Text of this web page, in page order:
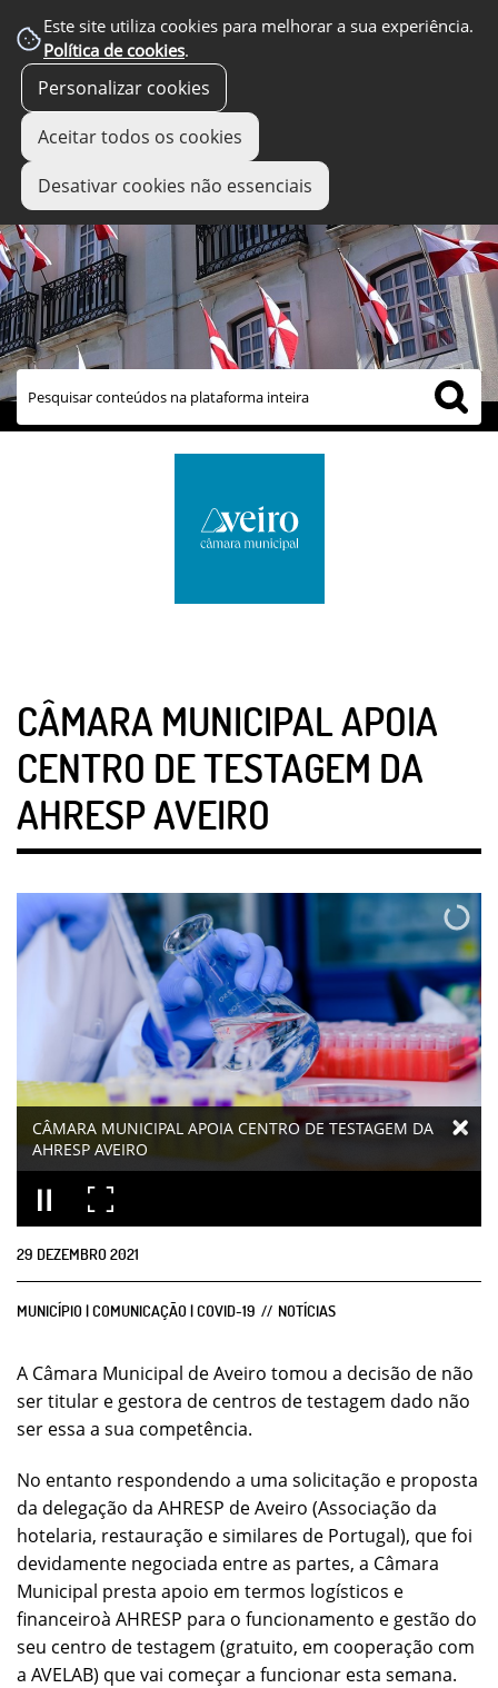
Este site utiliza cookies para melhorar a sua experiência.
Política de cookies.
Personalizar cookies
Aceitar todos os cookies
Desativar cookies não essenciais
links úteis
CÂMARA MUNICIPAL APOIA
CENTRO DE TESTAGEM DA
AHRESP AVEIRO
CÂMARA MUNICIPAL APOIA CENTRO DE TESTAGEM DA
AHRESP AVEIRO
29 DEZEMBRO2021
MUNICÍPIO | COMUNICAÇÃO | COVID-19 NOTÍCIAS
A Câmara Municipal de Aveiro tomou a decisão de não
ser titular e gestora de centros de testagem dado não
ser essa a sua competência.
No entanto respondendo a uma solicitação e proposta
da delegação da AHRESP de Aveiro (Associação da
hotelaria, restauração e similares de Portugal), que foi
devidamente negociada entre as partes, a Câmara
Municipal presta apoio em termos logísticos e
financeiroà AHRESP para o funcionamento e gestão do
seu centro de testagem (gratuito, em cooperação com
a AVELAB) que vai começar a funcionar esta semana.